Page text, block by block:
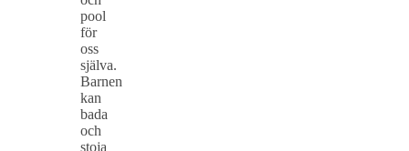
pool
för
oss
själva.
Barnen
kan
bada
och
stoja